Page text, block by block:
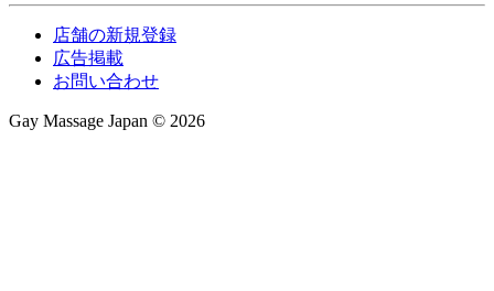
店舗の新規登録
広告掲載
お問い合わせ
Gay Massage Japan © 2026